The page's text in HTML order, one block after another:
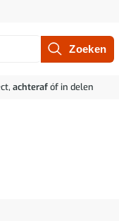
achterafóf in delen